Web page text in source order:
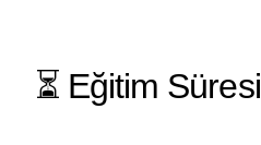
⏳ Eğitim Süresi